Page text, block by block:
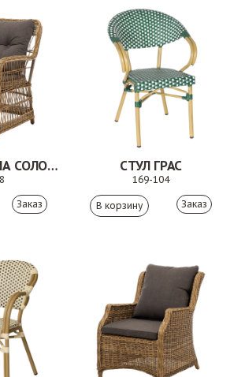
КРЕСЛО ЦЕСЕНА СОЛОМЕННЫЙ
Заказ
СТУЛ ГРАС
169-104
Заказ